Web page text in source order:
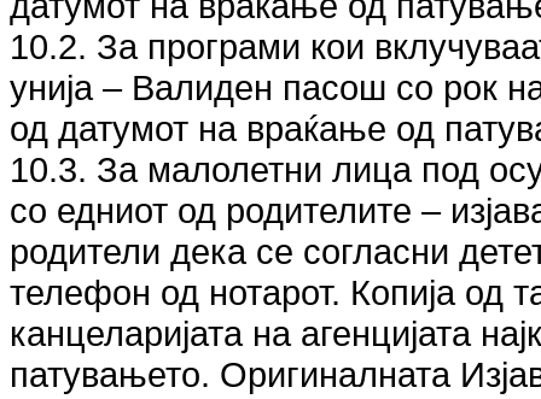
10.2. За програми кои
унија – Валиден пасош со рок
од датумот на враќање од
10.3. За малолетни лица под
со едниот од родителите –
родители дека се согласни
телефон од нотарот. Копија од
канцеларијата на агенцијата
патувањето. Оригиналната